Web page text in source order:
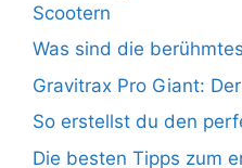
Scootern
Was sind die
Gravitrax Pro Giant:
So erstellst du den
Die besten Tipps zum